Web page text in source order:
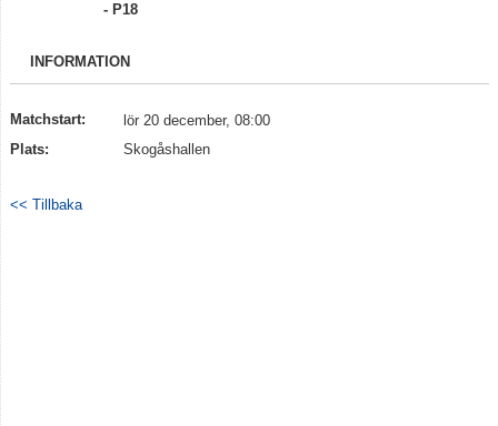
Dokument
- P18
INFORMATION
Matchstart:
lör 20 december, 08:00
Plats:
Skogåshallen
<< Tillbaka